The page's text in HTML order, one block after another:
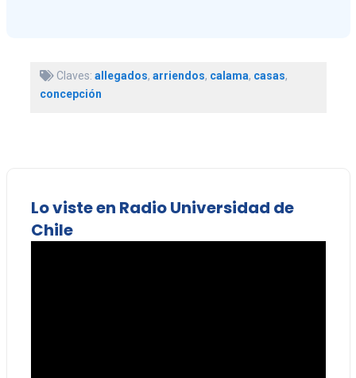
Claves: allegados, arriendos, calama, casas,
concepción
Lo viste en Radio Universidad de
Chile